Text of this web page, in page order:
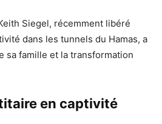
Siegel, récemment libéré
dans les tunnels du Hamas, a
sa famille et la transformation
en captivité